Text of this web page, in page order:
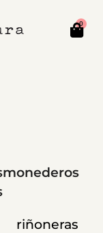
0
monederos
riñoneras